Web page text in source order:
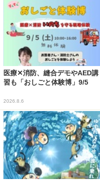
医療✕消防、縫合デモやAED講
習も「おしごと体験博」9/5
2026.8.6